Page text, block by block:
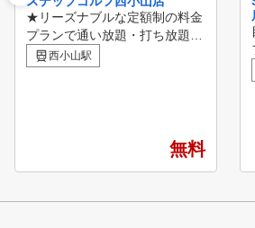
★リーズナブルな定額制の料金
プランで通い放題・打ち放題！
★東急目黒線「西小山駅」徒歩
３分 ★クラブ、シューズすべ
！ ★コースレッスンも毎月20
回以上開催中！ ★ステップゴ
西小山駅
無料